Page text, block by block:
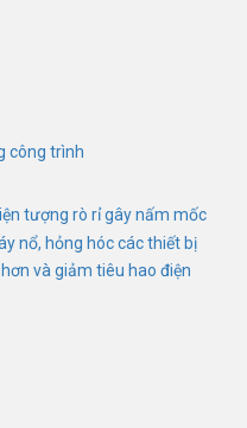
công trình
tượng rò rỉ gây nấm mốc
nổ, hỏng hóc các thiết bị
và giảm tiêu hao điện